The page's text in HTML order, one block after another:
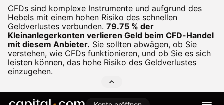
CFDs sind komplexe Instrumente und aufgrund des
Hebels mit einem hohen Risiko des schnellen
Geldverlustes verbunden. 79.75 % der
Kleinanlegerkonten verlieren Geld beim CFD-Handel
mit diesem Anbieter. Sie sollten abwägen, ob Sie
verstehen, wie CFDs funktionieren, und ob Sie es sich
leisten können, das hohe Risiko des Geldverlustes
einzugehen.